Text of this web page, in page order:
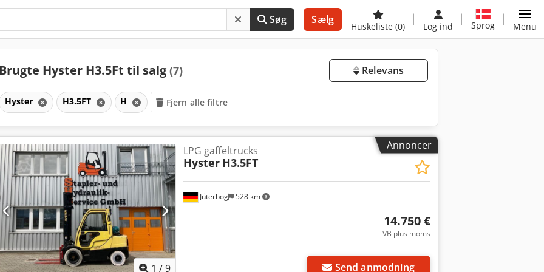
Søg Sælg
Huskeliste (0) Log ind Sprog Menu
Brugte Hyster H3.5Ft til salg (7) Relevans
Hyster H3.5FT H Fjern alle filtre
Annoncer
1 /9
Jüterbog 528 km
LPG gaffeltrucks
Hyster H3.5FT
14.750 €
VB plus moms
Send anmodning